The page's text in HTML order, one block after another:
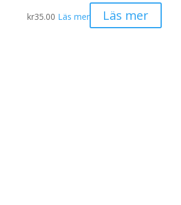
kr35.00 Läs mer Läs mer